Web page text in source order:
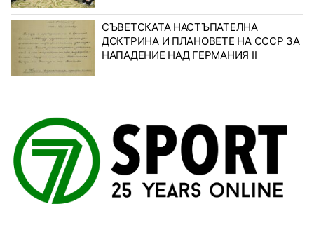
СЪВЕТСКАТА НАСТЪПАТЕЛНА
ДОКТРИНА И ПЛАНОВЕТЕ НА СССР ЗА
НАПАДЕНИЕ НАД ГЕРМАНИЯ II